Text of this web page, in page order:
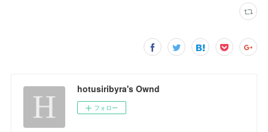
hotusiribyra's Ownd
フォロー